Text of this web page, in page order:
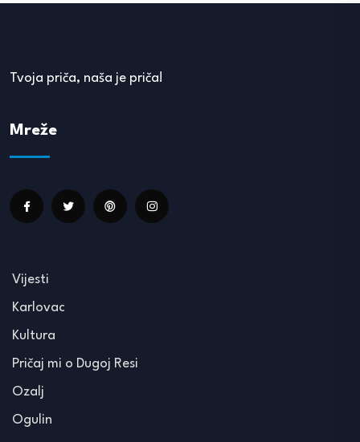
Tvoja priča, naša je priča!
Mreže
Vijesti
Karlovac
Kultura
Pričaj mi o Dugoj Resi
Ozalj
Ogulin